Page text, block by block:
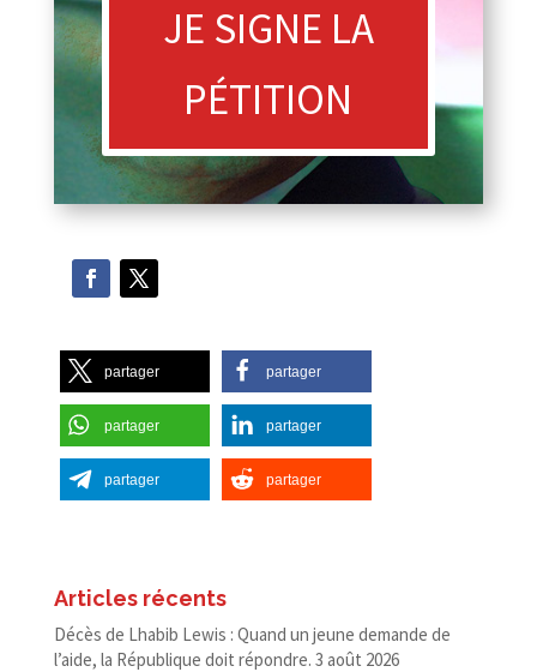
JE SIGNE LA
PÉTITION
partager partager
partager partager
partager partager
Articles récents
Décès de Lhabib Lewis : Quand un jeune demande de
l’aide, la République doit répondre. 3 août 2026